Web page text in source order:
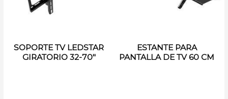
SOPORTE TV LEDSTAR
GIRATORIO 32-70"
ESTANTE PARA
PANTALLA DE TV 60 CM